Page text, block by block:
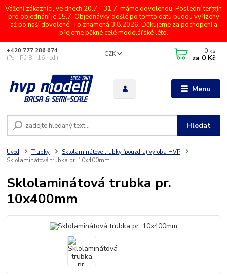
Vážení zákazníci, ve dnech 20.7 - 31.7. máme dovolenou. Poslední termín
pro objednání je 15.7. Objednávky došlé po tomto datu budou vyřízeny
až po naší dovolené. To znamená 3.8.2026. Děkujeme za pochopení a
přejeme pěkné celé modelářské léto.
Menu
CZK
Hledat
+420 777 286 674
(Po - Pá 8 - 16 hod.)
0 ks
za 0 Kč
Úvod Trubky
Sklolaminátové trubky (pouzdra) výroba HVP
Sklolaminátová trubka pr. 10x400mm
Sklolaminátová trubka pr.
10x400mm